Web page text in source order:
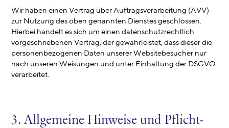
Wir haben einen Vertrag über Auftragsverarbeitung (AVV)
zur Nutzung des oben genannten Dienstes geschlossen.
Hierbei handelt es sich um einen datenschutzrechtlich
vorgeschriebenen Vertrag, der gewährleistet, dass dieser die
personenbezogenen Daten unserer Websitebesucher nur
nach unseren Weisungen und unter Einhaltung der DSGVO
verarbeitet.
3. Allgemeine Hinweise und Pflicht­